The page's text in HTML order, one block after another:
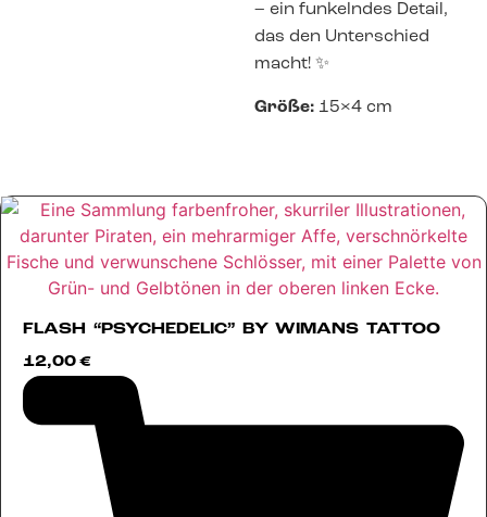
– ein funkelndes Detail,
das den Unterschied
macht! ✨
Größe: 15×4 cm
FLASH “PSYCHEDELIC” BY WIMANS TATTOO
12,00 €